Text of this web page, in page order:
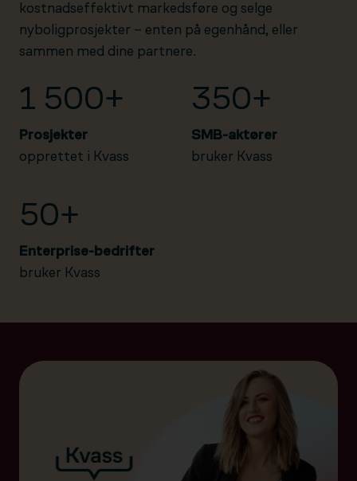
kostnadseffektivt markedsføre og selge
nyboligprosjekter – enten på egenhånd, eller
sammen med dine partnere.
1 500+
Prosjekter
opprettet i Kvass
350+
SMB-aktører
bruker Kvass
50+
Enterprise-bedrifter
bruker Kvass